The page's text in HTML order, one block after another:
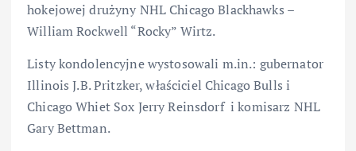
hokejowej drużyny NHL Chicago Blackhawks –
William Rockwell “Rocky” Wirtz.
Listy kondolencyjne wystosowali m.in.: gubernator
Illinois J.B. Pritzker, właściciel Chicago Bulls i
Chicago Whiet Sox Jerry Reinsdorf i komisarz NHL
Gary Bettman.